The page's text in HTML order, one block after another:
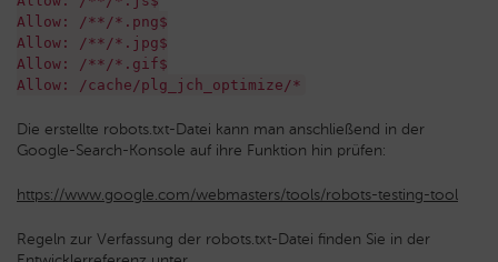
Allow: /**/*.png$
Allow: /**/*.jpg$
Allow: /**/*.gif$
Allow: /cache/plg_jch_optimize/*
Die erstellte robots.txt-Datei kann man anschließend in der
Google-Search-Konsole auf ihre Funktion hin prüfen:
https://www.google.com/webmasters/tools/robots-testing-tool
Regeln zur Verfassung der robots.txt-Datei finden Sie in der